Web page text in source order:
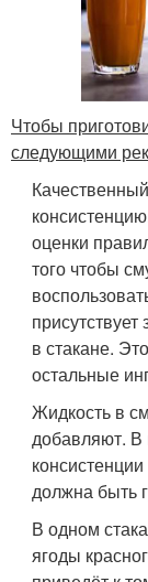
Чтобы
следующими
оценки
того чтобы
в стакане.
остальные
Жидкость в
добавляют. В
должна быть
В одном
ягоды